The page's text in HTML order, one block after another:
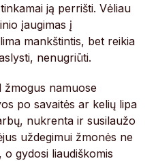
ją perrišti. Vėliau
įaugimas į
mankštintis, bet reikia
nenugriūti.
žmogus namuose
po savaitės ar kelių lipa
nukrenta ir susilaužo
uždegimui žmonės ne
o gydosi liaudiškomis